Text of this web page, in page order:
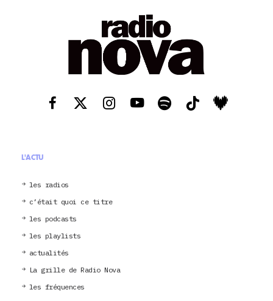
L'ACTU
les radios
c’était quoi ce titre
les podcasts
les playlists
actualités
La grille de Radio Nova
les fréquences